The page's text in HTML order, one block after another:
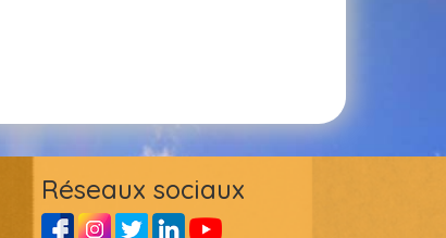
Réseaux sociaux